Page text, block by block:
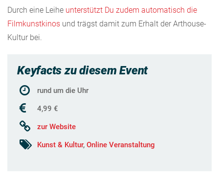
Durch eine Leihe unterstützt Du zudem automatisch die
Filmkunstkinos und trägst damit zum Erhalt der Arthouse-
Kultur bei.
Keyfacts zu diesem Event
rund um die Uhr
4,99 €
zur Website
Kunst & Kultur, Online Veranstaltung